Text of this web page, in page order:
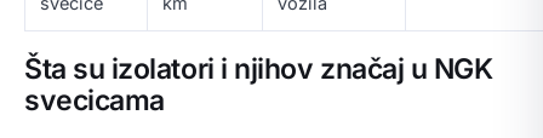
Šta su izolatori i njihov značaj u NGK
svecicama